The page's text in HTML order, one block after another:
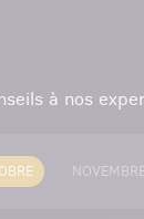
à nos
NOVEMBRE